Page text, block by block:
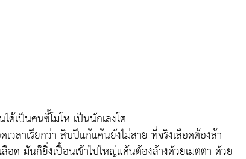
เป็นคนขี้โมโห เป็นนักเลงโต
วลาเรียกว่า สิบปีแก้แค้นยังไม่สาย ที่จริงเลือดต้องล้า
ด มันก็ยิ่งเปื้อนเข้าไปใหญ่แค้นต้องล้างด้วยเมตตา ด้วย